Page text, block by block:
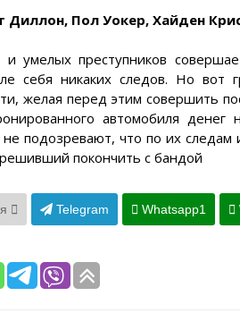
Диллон, Пол Уокер, Хайден
и умелых преступников
себя никаких следов. Но вот
желая перед этим совершить
автомобиля
не подозревают, что по их
покончить с бандой
Telegram Whatsapp1